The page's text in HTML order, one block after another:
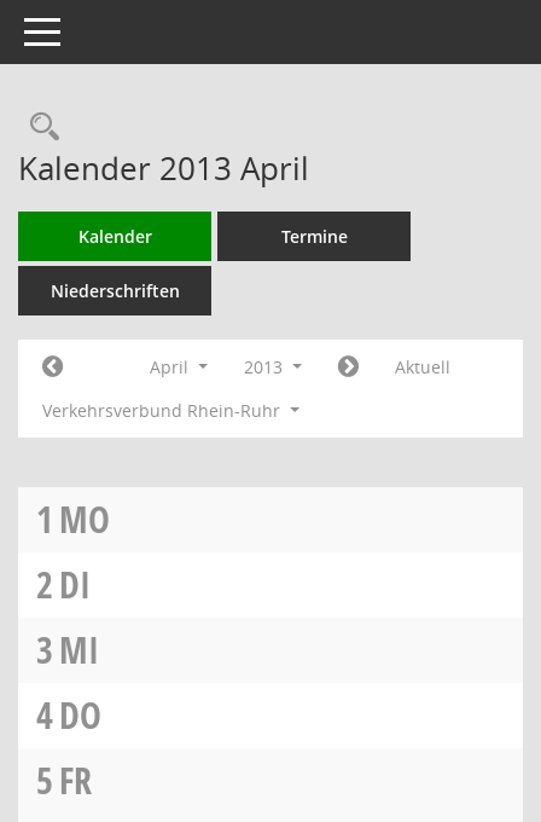
Toggle navigation
Rechercheauswahl
Kalender 2013 April
Kalender Termine
Niederschriften
April 2013
Aktuell
Verkehrsverbund Rhein-Ruhr
1 MO
2DI
3MI
4DO
5FR